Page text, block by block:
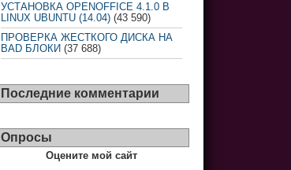
УСТАНОВКА OPENOFFICE 4.1.0 В
LINUX UBUNTU (14.04) (43 590)
ПРОВЕРКА ЖЕСТКОГО ДИСКА НА
BAD БЛОКИ (37 688)
Последние комментарии
Опросы
Оцените мой сайт